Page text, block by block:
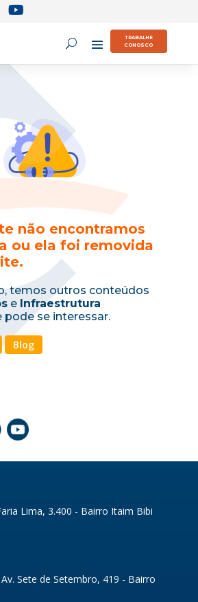
TRABALHE
CONOSCO
não encontramos
ou ela foi removida
temos outros conteúdos
e Infraestrutura
pode se interessar.
Blog
Lima, 3.400 - Bairro Itaim Bibi
Sete de Setembro, 419 - Bairro